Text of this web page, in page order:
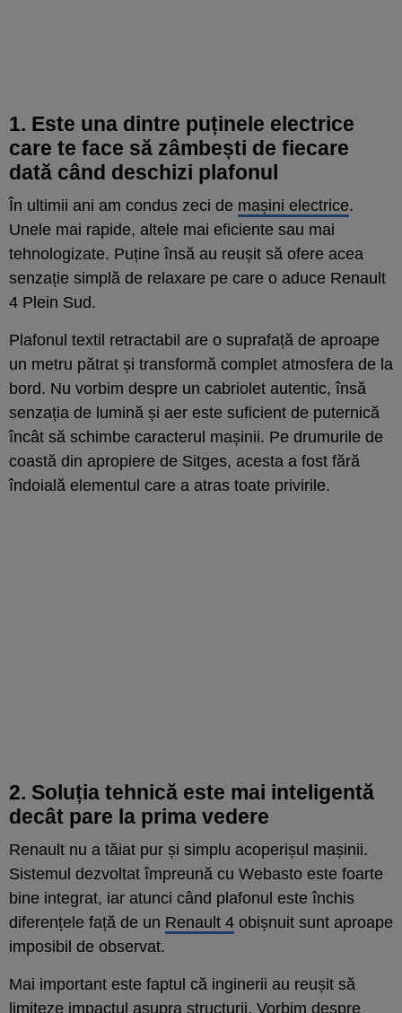
1. Este una dintre puținele electrice
care te face să zâmbești de fiecare
dată când deschizi plafonul
În ultimii ani am condus zeci de mașini electrice.
Unele mai rapide, altele mai eficiente sau mai
tehnologizate. Puține însă au reușit să ofere acea
senzație simplă de relaxare pe care o aduce Renault
4 Plein Sud.
Plafonul textil retractabil are o suprafață de aproape
un metru pătrat și transformă complet atmosfera de la
bord. Nu vorbim despre un cabriolet autentic, însă
senzația de lumină și aer este suficient de puternică
încât să schimbe caracterul mașinii. Pe drumurile de
coastă din apropiere de Sitges, acesta a fost fără
îndoială elementul care a atras toate privirile.
2. Soluția tehnică este mai inteligentă
decât pare la prima vedere
Renault nu a tăiat pur și simplu acoperișul mașinii.
Sistemul dezvoltat împreună cu Webasto este foarte
bine integrat, iar atunci când plafonul este închis
diferențele față de un Renault 4 obișnuit sunt aproape
imposibil de observat.
Mai important este faptul că inginerii au reușit să
limiteze impactul asupra structurii. Vorbim despre